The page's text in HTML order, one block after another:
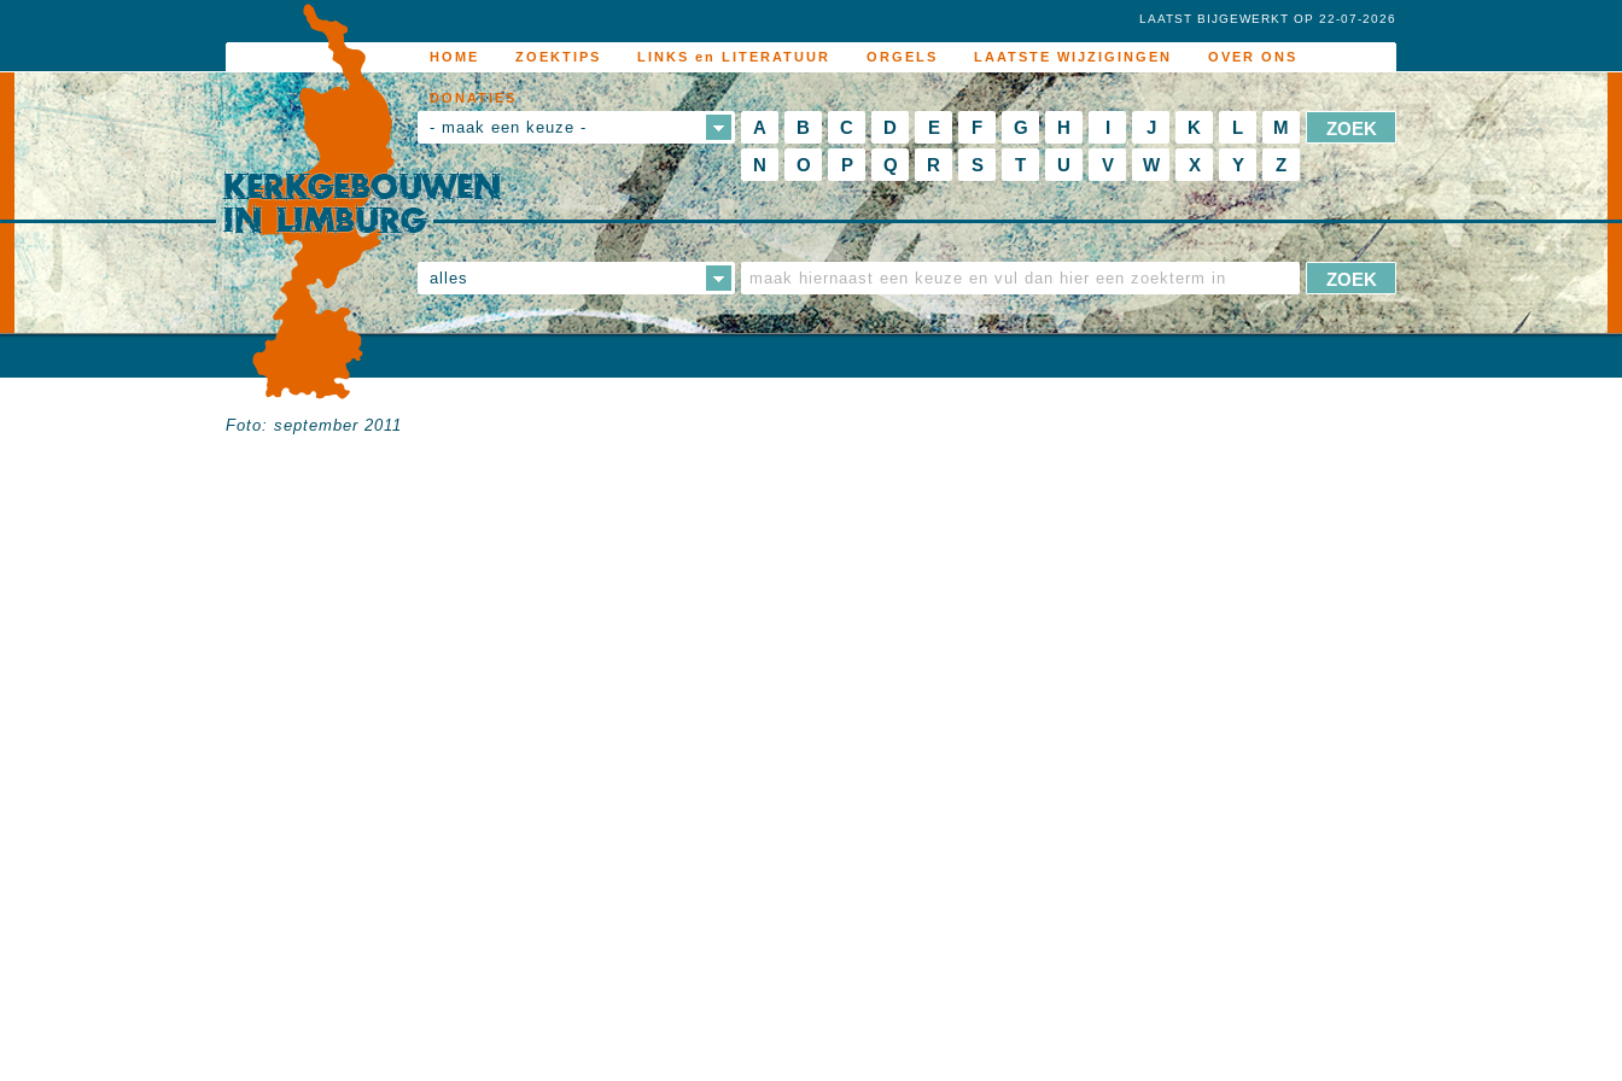
HOME ZOEKTIPS LINKS en LITERATUUR ORGELS LAATSTE WIJZIGINGEN OVER ONS
DONATIES
LAATST BIJGEWERKT OP 22-07-2026
- maak een keuze - A B C D E F G H I J K L
M
N
O P Q R S T U V W X Y Z
alles
Foto: september 2011